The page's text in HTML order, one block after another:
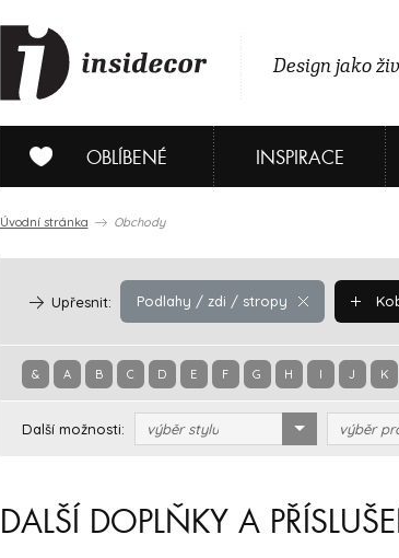
Design jako
OBLÍBENÉ INSPIRACE
Úvodní stránka Obchody
Podlahy / zdi / stropy
Upřesnit:
& A B C D E F G H I J K
Další možnosti: výběr stylu výběr
DALŠÍ DOPLŇKY A